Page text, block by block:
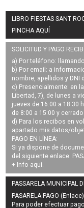
LIBRO FIESTAS SANT
PINCHA AQUÍ
SOLICITUD Y PAGO
a) Por teléfono:
b) Por email: a
nombre, apellidos y DNI
c) Presencialmente: en
Libertad, 7), de lunes a
jueves de 16:00 a 18:30
de 8:00 a 15:00 y
d) Para los recibos en
apartado mis datos/
PAGO EN LÍNEA:
Si ya dispone de
del siguiente enlace:
+ Info aquí.
PASSARELA MUNICIPAL
PASARELA PAGO (Enlace)
Para poder efectuar